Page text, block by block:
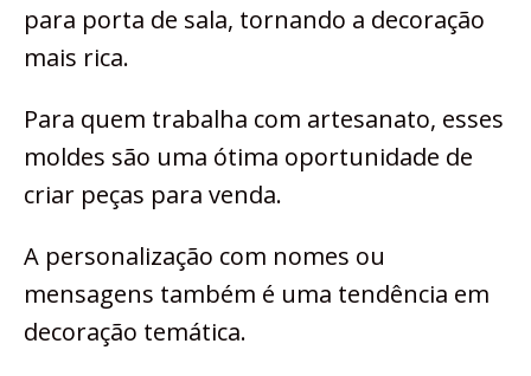
para porta de sala, tornando a decoração
mais rica.
Para quem trabalha com artesanato, esses
moldes são uma ótima oportunidade de
criar peças para venda.
A personalização com nomes ou
mensagens também é uma tendência em
decoração temática.